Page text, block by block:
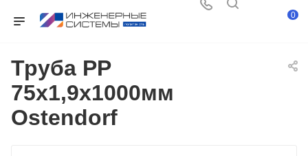
0
Труба PP
75х1,9х1000мм
Ostendorf